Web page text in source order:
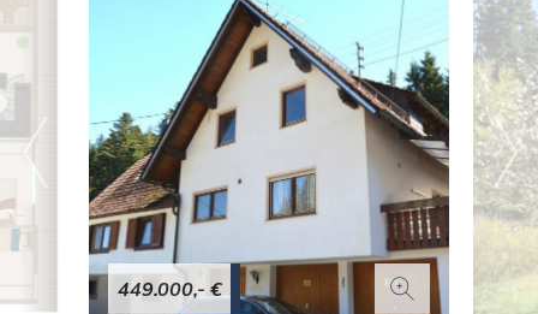
449.000,- €